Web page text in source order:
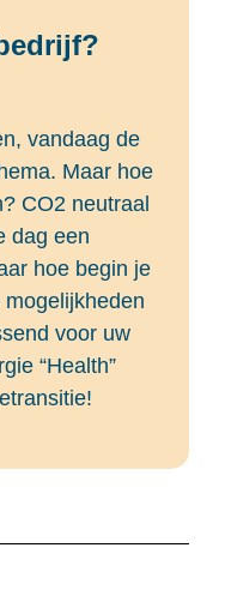
vandaag de
Maar hoe
CO2 neutraal
dag een
hoe begin je
voor uw
“Health”